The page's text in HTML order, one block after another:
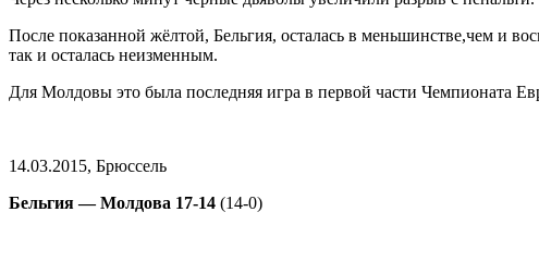
После показанной жёлтой, Бельгия, осталась в меньшинстве,чем и
так и осталась неизменным.
Для Молдовы это была последняя игра в первой части Чемпионата
14.03.2015, Брюссель
Бельгия — Молдова 17-14 (14-0)